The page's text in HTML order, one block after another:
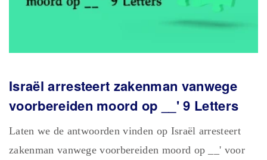
Israël arresteert zakenman vanwege
voorbereiden moord op __' 9 Letters
Laten we de antwoorden vinden op Israël arresteert
zakenman vanwege voorbereiden moord op __' voor